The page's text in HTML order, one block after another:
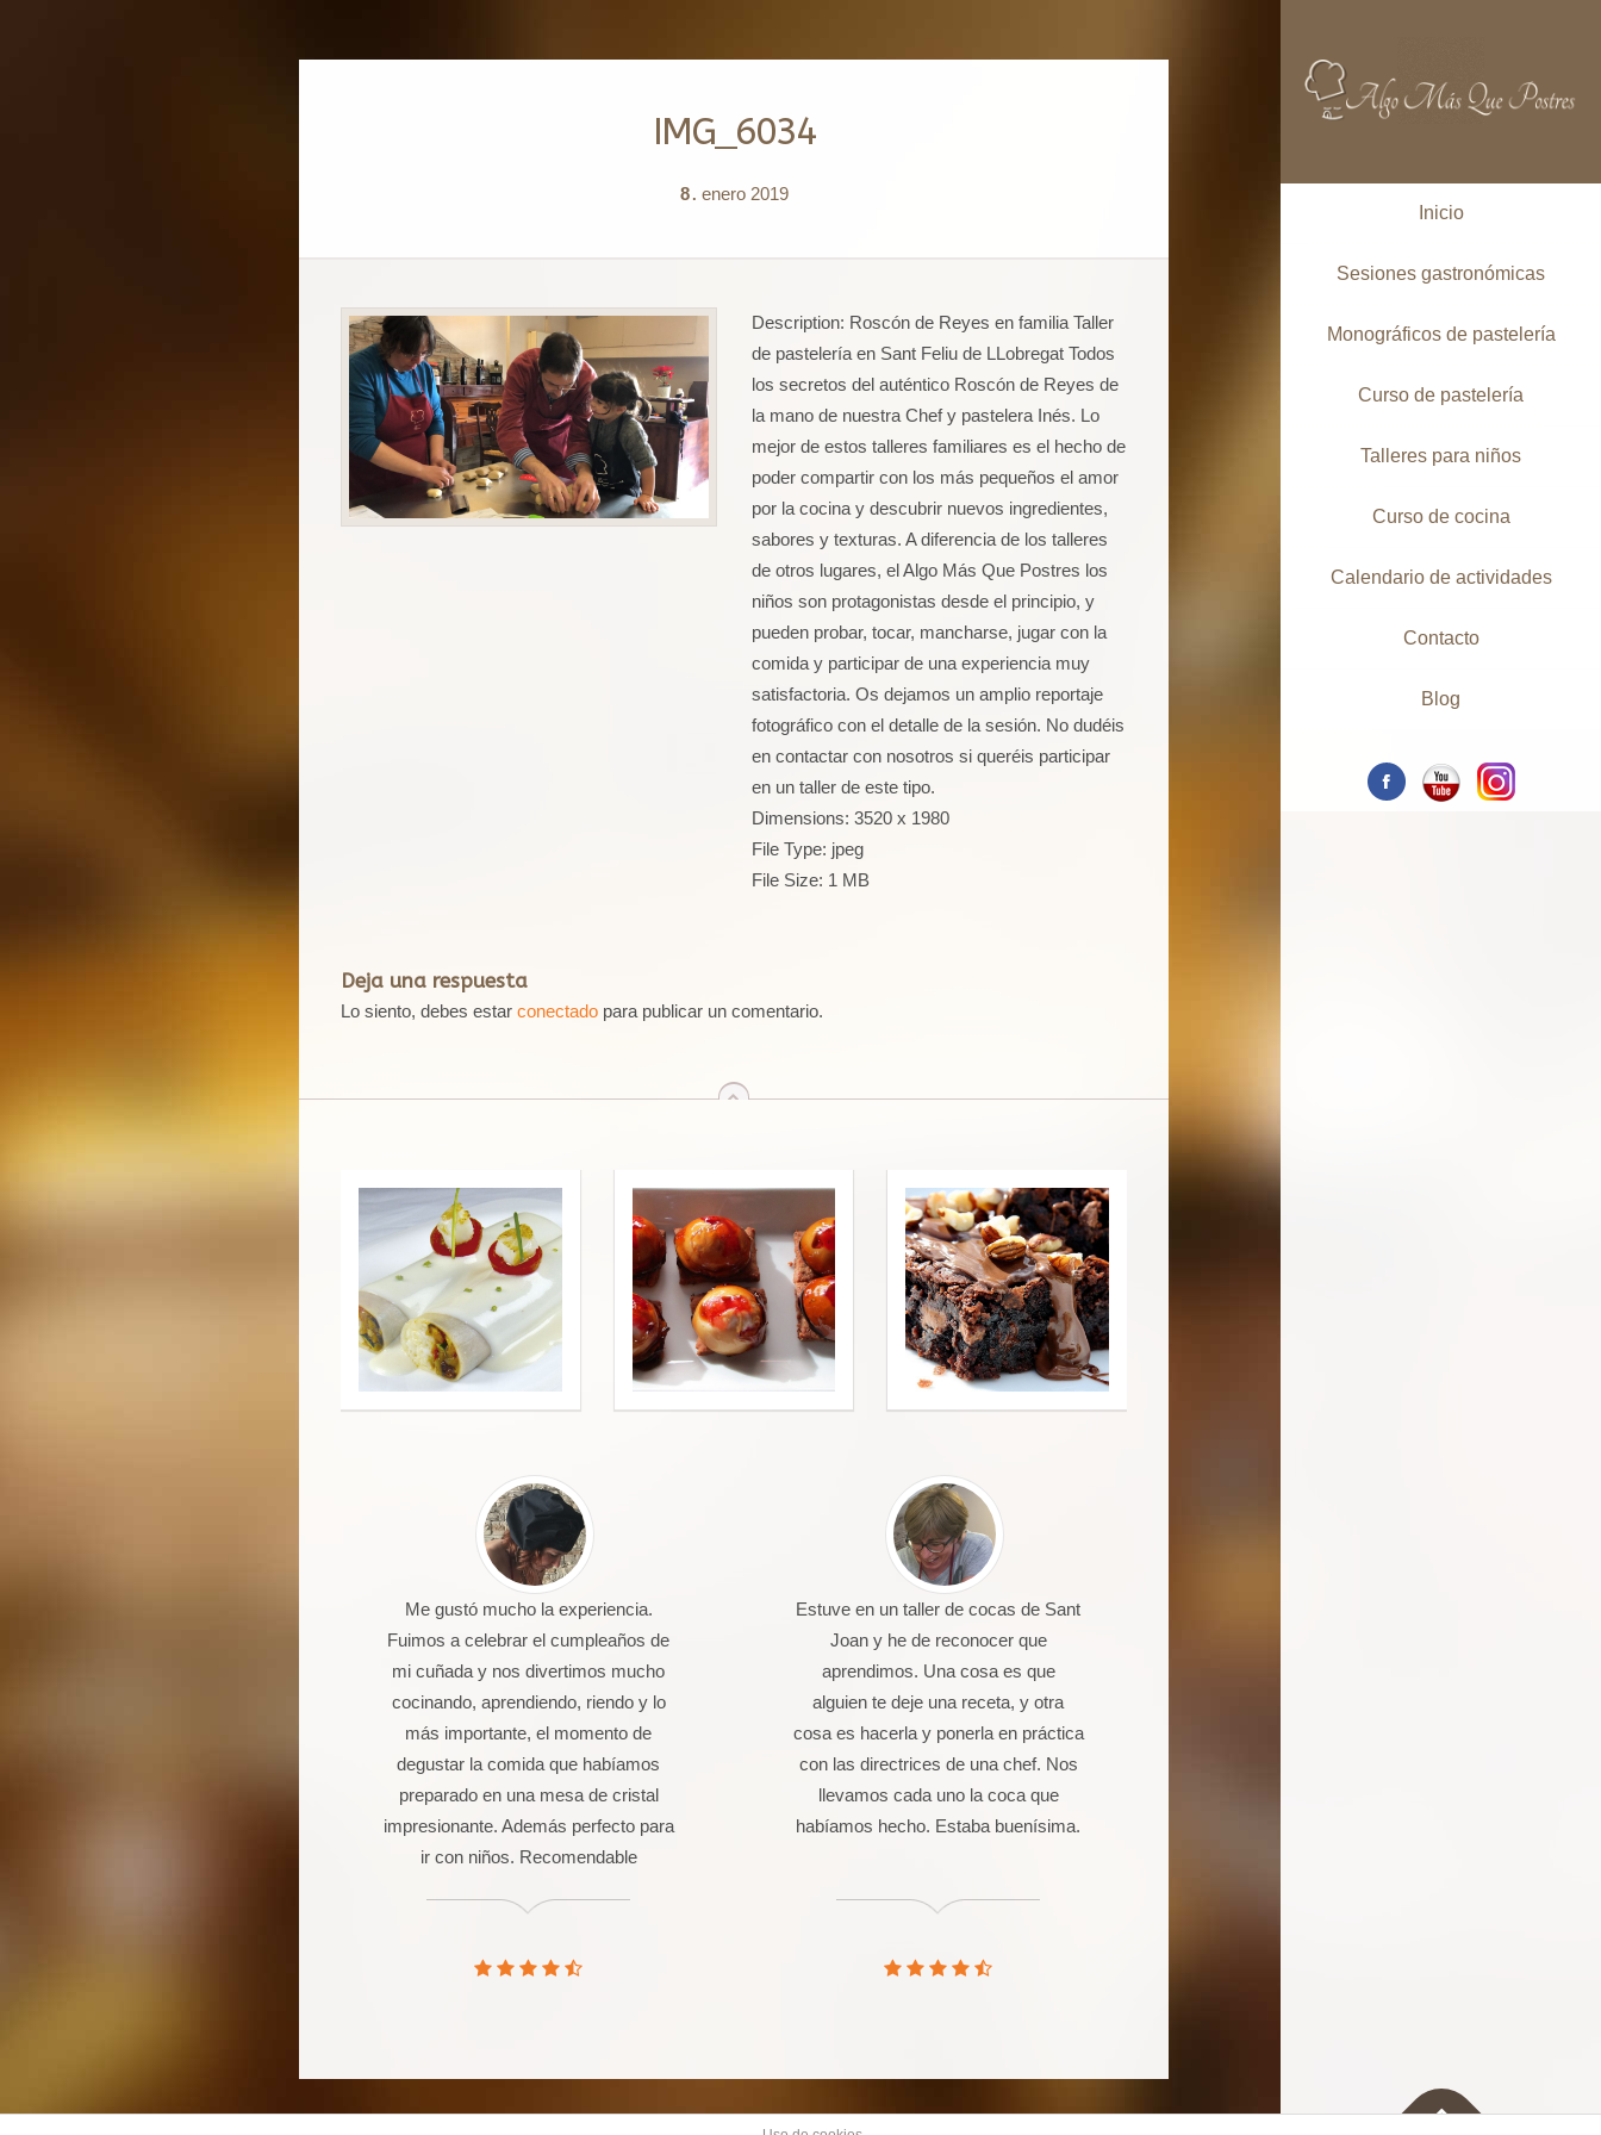
Inicio
Sesiones gastronómicas
Monográficos de pastelería
Curso de pastelería
Talleres para niños
Curso de cocina
Calendario de actividades
Contacto
Blog
IMG_6034
8 . enero 2019
Description: Roscón de Reyes en familia Taller
de pastelería en Sant Feliu de LLobregat Todos
los secretos del auténtico Roscón de Reyes de
la mano de nuestra Chef y pastelera Inés. Lo
mejor de estos talleres familiares es el hecho de
poder compartir con los más pequeños el amor
por la cocina y descubrir nuevos ingredientes,
sabores y texturas. A diferencia de los talleres
de otros lugares, el Algo Más Que Postres los
niños son protagonistas desde el principio, y
pueden probar, tocar, mancharse, jugar con la
comida y participar de una experiencia muy
satisfactoria. Os dejamos un amplio reportaje
fotográfico con el detalle de la sesión. No dudéis
en contactar con nosotros si queréis participar
en un taller de este tipo.
Dimensions: 3520 x 1980
File Type: jpeg
File Size: 1 MB
Deja una respuesta
Lo siento, debes estar conectado para publicar un comentario.
arriba
Me gustó mucho la experiencia.
Fuimos a celebrar el cumpleaños de
mi cuñada y nos divertimos mucho
cocinando, aprendiendo, riendo y lo
más importante, el momento de
degustar la comida que habíamos
preparado en una mesa de cristal
impresionante. Además perfecto para
ir con niños. Recomendable
Estuve en un taller de cocas de Sant
Joan y he de reconocer que
aprendimos. Una cosa es que
alguien te deje una receta, y otra
cosa es hacerla y ponerla en práctica
con las directrices de una chef. Nos
llevamos cada uno la coca que
habíamos hecho. Estaba buenísima.